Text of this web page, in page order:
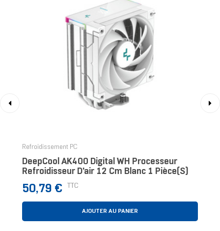
Refroidissement PC
DeepCool AK400 Digital WH Processeur
Refroidisseur D'air 12 Cm Blanc 1 Pièce(s)
Prix
50,79 € TTC
AJOUTER AU PANIER